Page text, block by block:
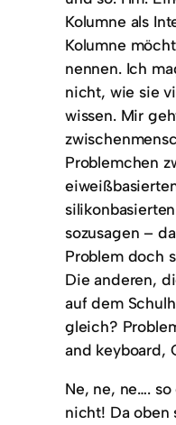
Kolumne als
Kolumne
nennen. Ich
nicht, wie sie
wissen. Mir
Problemchen
sozusagen –
Problem doch
Die anderen,
auf dem
gleich?
and keyboard,
Ne, ne, ne….
nicht! Da oben